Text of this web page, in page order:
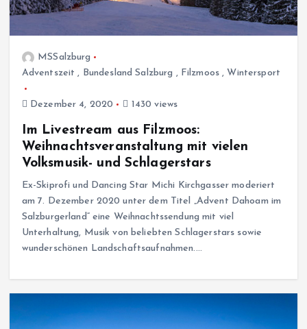
MSSalzburg
Adventszeit , Bundesland Salzburg , Filzmoos, Wintersport
Dezember 4, 2020 1430 views
Im Livestream aus Filzmoos:
Weihnachtsveranstaltung mit vielen
Volksmusik- und Schlagerstars
Ex-Skiprofi und Dancing Star Michi Kirchgasser moderiert
am 7. Dezember 2020 unter dem Titel „Advent Dahoam im
Salzburgerland“ eine Weihnachtssendung mit viel
Unterhaltung, Musik von beliebten Schlagerstars sowie
wunderschönen Landschaftsaufnahmen.…